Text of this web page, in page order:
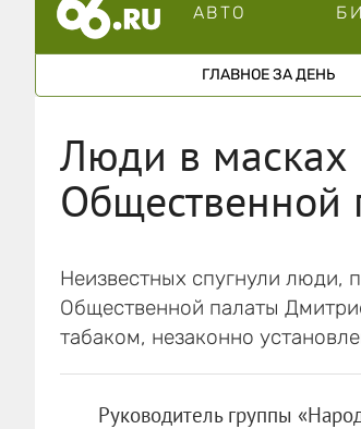
АВТО
ГЛАВНОЕ ЗА ДЕНЬ
Люди в масках
Общественной
Неизвестных спугнули люди,
Общественной палаты
табаком, незаконно
Руководитель группы